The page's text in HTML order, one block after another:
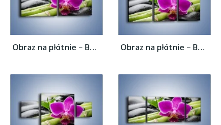
Obraz na płótnie – Bambusowe dodatki z... Obraz na płótnie – Bambusowe dodatki z...